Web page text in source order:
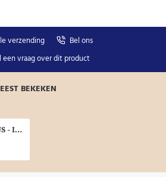
verzending
Bel ons
een vraag over dit product
BEKEKEN
VOLUSIANUS - IVNO MARTIALIS Antioch zeldzaam! (JA2026)